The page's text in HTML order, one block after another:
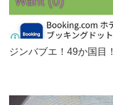
ジンバブエ！49か国目！